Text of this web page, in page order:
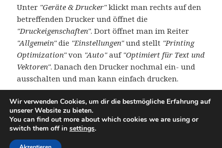
Unter "Geräte & Drucker"klickt man rechts auf den
betreffenden Drucker und öffnet die
"Druckeigenschaften". Dort öffnet man im Reiter
"Allgemein"die "Einstellungen"und stellt "Printing
Optimization"von "Auto"auf "Optimiert für Text und
Vektoren". Danach den Drucker nochmal ein- und
ausschalten und man kann einfach drucken.
Veröffentlicht
am
1. August 2010 Kategorien
Drucker
Schreibe einen Kommentarzu HP CM1312 NFi zum drucken bringen
Wir verwenden Cookies, um dir die bestmögliche Erfahrung auf
unserer Website zu bieten.
You can find out more about which cookies we are using or
switch them off in settings.